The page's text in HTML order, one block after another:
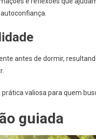
antes de dormir,
valiosa para quem
guiada